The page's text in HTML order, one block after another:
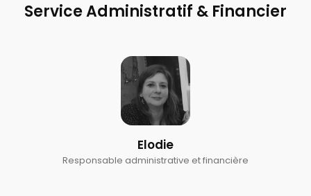
Service Administratif & Financier
Elodie
Responsable administrative et financière